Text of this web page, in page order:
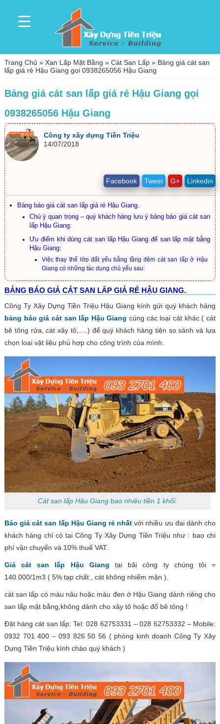
Trang Chủ » Xan Lấp Mặt Bằng » Cát San Lấp» Bảng giá cát san
lấp giá rẻ Hậu Giang gọi 0938265056 Hậu Giang
Bảng giá cát san lấp giá rẻ Hậu Giang gọi
0938265056 Hậu Giang
Công ty xây dựng Tiền Triệu
14/07/2018
Facebook Tweet G+ Linkedin
Bảng báo giá cát san lấp giá rẻ Hậu Giang.
Chú ý quan trọng – quý khách hàng lưu ý bảng báo giá cát san
lấp Hậu Giang:
Ưu điểm khi dùng cát san lấp Hậu Giang để san lấp mặt bằng
Hậu Giang:
Việc thay thế lớp đất yếu bằng tầng đệm cát san lấp ở Hậu
Giang có những tác dụng chủ yếu sau:
BẢNG BÁO GIÁ CÁT SAN LẤP GIÁ RẺ HẬU GIANG.
Công Ty Xây Dựng Tiền Triệu Hậu Giang kính gửi quý khách hàng
bảng báo giá cát san lấp Hậu Giang cùng các loại cát khác ( cát
bê tông rửa, cát xây tô,….) để quý khách hàng tiện so sánh và lựa
chọn loại vật liệu phù hợp cho công trình của mình.
Cát san lấp Hậu Giang bao nhiêu tiền 1 khối.
Báo giá cát san lấp Hậu Giang rẻ nhất với nhiều ưu đai dành cho
khách hàng chỉ có tại Công Ty Xây Dựng Tiền Triệu như : bao chi
phí vận chuyển và 10% thuế VAT.
Giá cát san lấp Hậu Giang tại bãi công ty chúng tôi =
140.000/1m3 ( 5% tạp chất , cát không nhiểm mặn ).
cát san lấp có màu nâu hoặc màu đen ở Hậu Giang dành riêng cho
san lấp mặt bằng,không dành cho xây tô hoặc đổ bê tông !
Đặt hàng cát san lấp: Tel: 028 62753331 – 028 62753332 – Mobile:
0932 701 400 – 093 826 50 56 ( phòng kinh doanh Công Ty Xây
Dựng Tiền Triệu kính chào quý khách )